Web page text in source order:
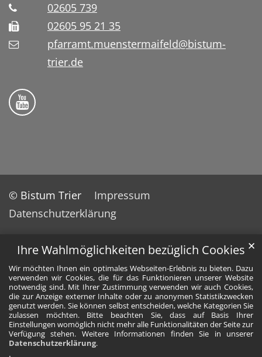
Ihre Wahlmöglichkeiten bezüglich Cookies
Wir möchten Ihnen ein optimales Webseiten-Erlebnis zu bieten. Dazu
verwenden wir Cookies, die für das Funktionieren unserer Website
notwendig sind. Mit Ihrer Zustimmung verwenden wir auch Cookies,
die zur Anzeige externer Inhalte oder zu anonymen Statistikzwecken
genutzt werden. Sie können selbst entscheiden, welche Kategorien Sie
zulassen möchten. Bitte beachten Sie, dass auf Basis Ihrer
Einstellungen womöglich nicht mehr alle Funktionalitäten der Seite zur
Verfügung stehen. Weitere Informationen finden Sie in unserer
Datenschutzerklärung.
✕
02605 739
02605 95 21 35
pfarramt.muenstermaifeld@bistum-
trier.de
Folge uns auf YouTube
© Bistum Trier
Impressum
Datenschutzerklärung